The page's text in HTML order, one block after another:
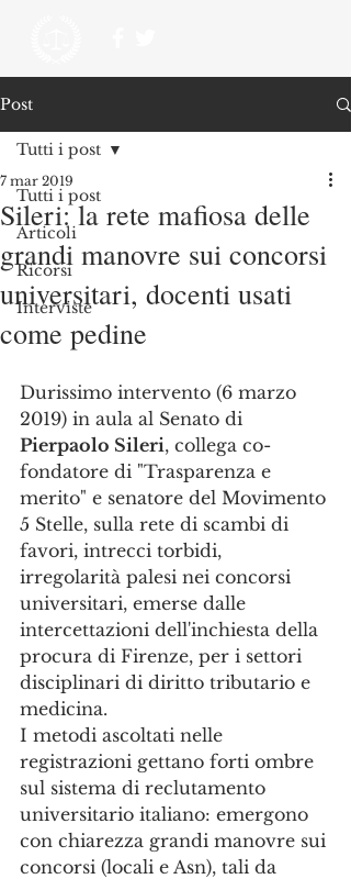
Post
Tutti i post
Articoli
Ricorsi
Interviste
Tutti i post
Sileri: la rete mafiosa delle
grandi manovre sui concorsi
universitari, docenti usati
come pedine
7 mar 2019
Durissimo intervento (6 marzo
2019) in aula al Senato di
Pierpaolo Sileri, collega co-
fondatore di "Trasparenza e
merito" e senatore del Movimento
5 Stelle, sulla rete di scambi di
favori, intrecci torbidi,
irregolarità palesi nei concorsi
universitari, emerse dalle
intercettazioni dell'inchiesta della
procura di Firenze, per i settori
disciplinari di diritto tributario e
medicina.
I metodi ascoltati nelle
registrazioni gettano forti ombre
sul sistema di reclutamento
universitario italiano: emergono
con chiarezza grandi manovre sui
concorsi (locali e Asn), tali da